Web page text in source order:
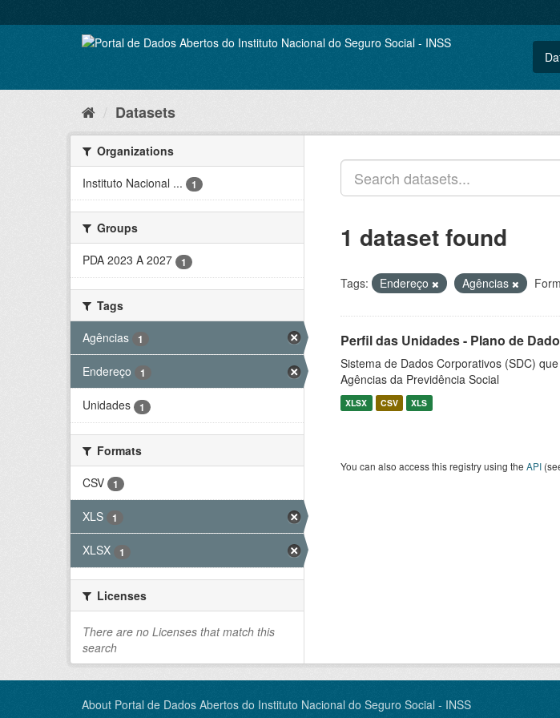
to
Datasets
Organizations
Instituto Nacional ...
1
Groups
PDA 2023 A 2027
1
Tags
Agências
1
Endereço 1
Unidades 1
Formats
CSV
1
XLS 1
XLSX 1
Licenses
There are no Licenses that match this
search
1 dataset found
Tags: Endereço Agências
Perfil das Unidades - Plano de
Sistema de Dados Corporativos (SDC)
Agências da Previdência Social
XLSX CSV XLS
You can also access this registry using the API
About Portal de Dados Abertos do Instituto Nacional do Seguro Social - INSS